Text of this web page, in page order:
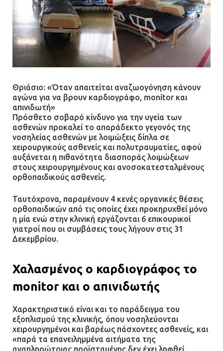
Θριάσιο: «Όταν απαιτείται αναζωογόνηση κάνουν
αγώνα για να βρουν καρδιογράφο, monitor και
απινιδωτή»
Πρόσθετο σοβαρό κίνδυνο για την υγεία των
ασθενών προκαλεί το απαράδεκτο γεγονός της
νοσηλείας ασθενών με λοιμώξεις δίπλα σε
χειρουργικούς ασθενείς και πολυτραυματίες, αφού
αυξάνεται η πιθανότητα διασποράς λοιμώξεων
στους χειρουργημένους και ανοσοκατεσταλμένους
ορθοπαιδικούς ασθενείς.
Ταυτόχρονα, παραμένουν 4 κενές οργανικές θέσεις
ορθοπαιδικών από τις οποίες έχει προκηρυχθεί μόνο
η μία ενώ στην κλινική εργάζονται 6 επικουρικοί
γιατροί που οι συμβάσεις τους λήγουν στις 31
Δεκεμβρίου.
Χαλασμένος ο καρδιογράφος το
monitor και ο απινιδωτής
Χαρακτηριστικό είναι και το παράδειγμα του
εξοπλισμού της κλινικής, όπου νοσηλεύονται
χειρουργημένοι και βαρέως πάσχοντες ασθενείς, και
«παρά τα επανειλημμένα αιτήματα της
αναπληρώτριας προϊσταμένης δεν έχει ληφθεί